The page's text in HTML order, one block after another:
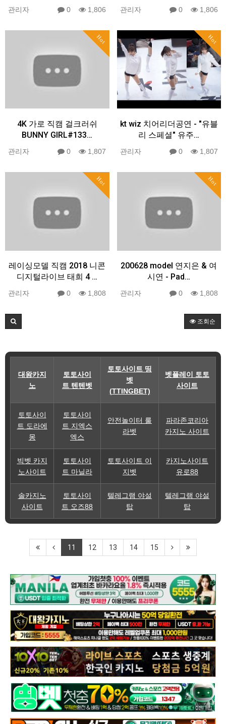
관리자 0 1,806 관리자 0 1,806
Hot
4K 가로 직캠 걸크러쉬
BUNNY GIRL#133…
관리자 0 1,807
Hot
kt wiz 치어리더공연 - "유블
리 스페셜" 유주…
관리자 0 1,807
Hot
레이싱모델 직캠 2018 니콘
디지털라이브 태희 4 …
관리자 0 1,808
Hot
200628 model 연지은 & 여
시연 - Pad…
관리자 0 1,808
조회순
대왕카지
노
토토사이
트 텐텐벳
토토사이트 띵
벳
(TTINGBET)
벳플레이 토토
사이트
토토사이
트 도라에
몽
토토사이
트 지엑스
엑스
안전놀이터 룰
라벳
파라존코리아
카지노 사이트
빅벳 카지
노사이트
토토사이
트 마닐라
토토사이트 이
지벳
카지노사이트
유로88
솔카지노
사이트
토토사이
트 오즈88
텔레그램 야설
탑
텔레그램 야설
탑
11 12 13 14 15